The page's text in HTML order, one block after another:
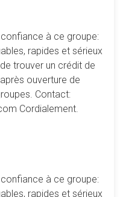
à ce groupe:
rapides et sérieux
trouver un crédit de
ouverture de
Contact:
Cordialement.
à ce groupe:
rapides et sérieux